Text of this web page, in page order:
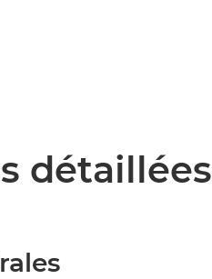
détaillées